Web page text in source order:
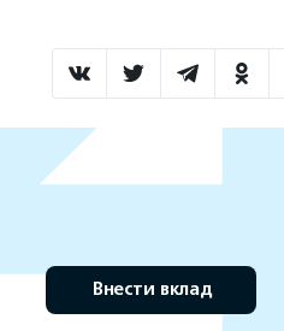
Внести вклад